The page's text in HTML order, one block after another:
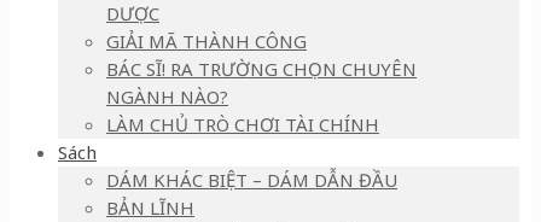
DƯỢC
GIẢI MÃ THÀNH CÔNG
BÁC SĨ! RA TRƯỜNG CHỌN CHUYÊN
NGÀNH NÀO?
LÀM CHỦ TRÒ CHƠI TÀI CHÍNH
Sách
DÁM KHÁC BIỆT – DÁM DẪN ĐẦU
BẢN LĨNH